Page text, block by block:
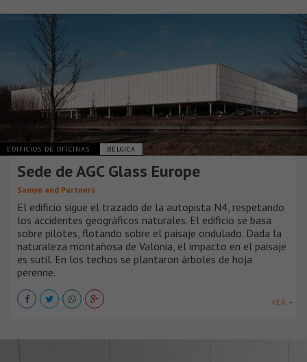
EDIFICIOS DE OFICINAS BÉLGICA
Sede de AGC Glass Europe
Samyn and Partners
El edificio sigue el trazado de la autopista N4, respetando
los accidentes geográficos naturales. El edificio se basa
sobre pilotes, flotando sobre el paisaje ondulado. Dada la
naturaleza montañosa de Valonia, el impacto en el paisaje
es sutil. En los techos se plantaron árboles de hoja
perenne.
VER +